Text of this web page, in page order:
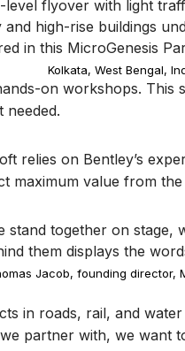
Kolkata, West Bengal,
on workshops.
needed.
relies on Bentley’s
maximum value from
Jacob, founding
in roads, rail, and
partner with, we want